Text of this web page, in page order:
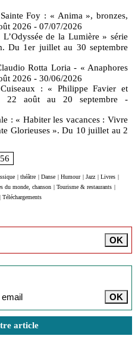
Foy : « Anima », bronzes,
2026 - 07/07/2026
de la Lumière » série
Du 1er juillet au 30 septembre
Rotta Loria - « Anaphores
2026 - 30/06/2026
: « Philippe Favier et
22 août au 20 septembre
-
: « Habiter les vacances : Vivre
Glorieuses ». Du 10 juillet au 2
| théâtre | Danse | Humour | Jazz | Livres |
du monde, chanson | Tourisme & restaurants |
| Téléchargements
article